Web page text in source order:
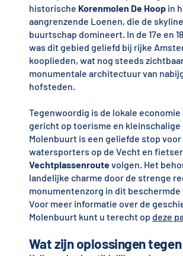
historische Korenmolen De Hoopin
aangrenzende Loenen, die de
buurtschap domineert. In de 17e en
was dit gebied geliefd bij rijke
kooplieden, wat nog steeds
monumentale architectuur van
hofsteden.
Tegenwoordig is de lokale economie
gericht op toerisme en kleinschalige
Molenbuurt is een geliefde stop voor
watersporters op de Vecht en
Vechtplassenroutevolgen. Het
landelijke charme door de strenge
monumentenzorg in dit beschermde
Voor meer informatie over de
Molenbuurt kunt u terecht op deze
Wat zijn oplossingen